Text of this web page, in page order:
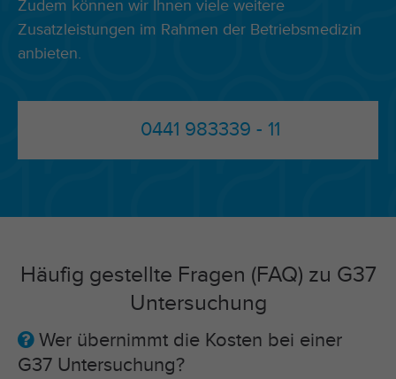
Zudem können wir Ihnen viele weitere
Zusatzleistungen im Rahmen der Betriebsmedizin
anbieten.
0441 983339 - 11
Häufig gestellte Fragen (FAQ) zu G37
Untersuchung
Wer übernimmt die Kosten bei einer
G37 Untersuchung?